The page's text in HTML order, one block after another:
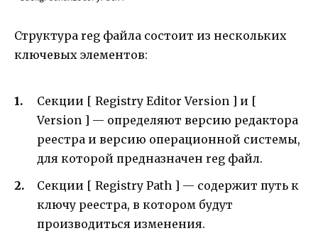
Структура reg файла состоит из нескольких
ключевых элементов:
Секции [ Registry Editor Version ] и [
Version ] — определяют версию редактора
реестра и версию операционной системы,
для которой предназначен reg файл.
Секции [ Registry Path ] — содержит путь к
ключу реестра, в котором будут
производиться изменения.